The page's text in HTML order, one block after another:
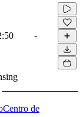
-
Centro de